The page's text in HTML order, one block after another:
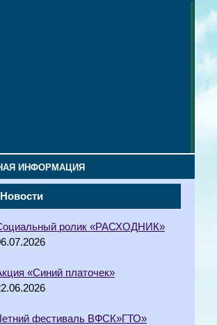
ИНФОРМАЦИЯ
Новости
ролик «РАСХОДНИК»
«Синий платочек»
фестиваль ВФСК»ГТО»